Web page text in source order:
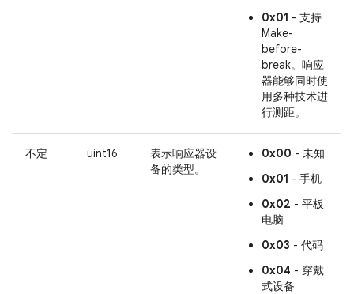
0x01 - 支持
Make-
before-
break。响应
器能够同时使
用多种技术进
行测距。
不定 uint16
表示响应器设
备的类型。
0x00 - 未知
0x01 - 手机
0x02 - 平板
电脑
0x03 - 代码
0x04 - 穿戴
式设备